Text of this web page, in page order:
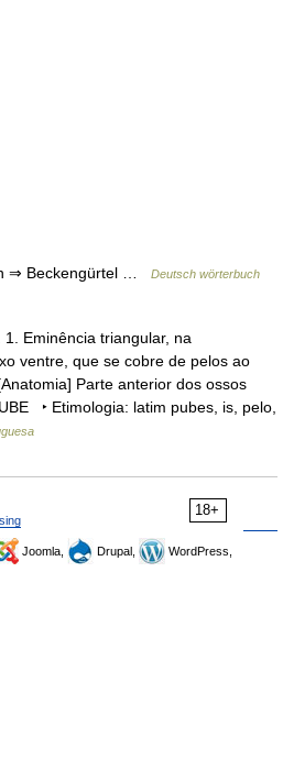
⇒ Beckengürtel …
Deutsch wörterbuch
Eminência triangular, na
ventre, que se cobre de pelos ao
Parte anterior dos ossos
‣ Etimologia: latim pubes, is, pelo,
18+
Joomla, Drupal,
WordPress,